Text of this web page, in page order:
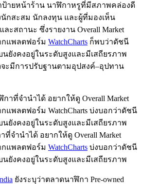
ป้ายหน้าร้าน นาฬิกาหรูที่มีสภาพคล่องดี
กสะสม นักลงทุน และผู้ที่มองเห็น
สถานะ ซึ่งรายงาน Overall Market
กแพลตฟอร์ม WatchCharts ก็พบว่าดัชนี
ยังคงอยู่ในระดับสูงและมีเสถียรภาพ
ะมีการปรับฐานตามอุปสงค์–อุปทาน
จำนำได้ อยากให้ดู Overall Market
กแพลตฟอร์ม WatchCharts บ่งบอกว่าดัชนี
ยังคงอยู่ในระดับสูงและมีเสถียรภาพ
ยังระบุว่าตลาดนาฬิกา Pre-owned